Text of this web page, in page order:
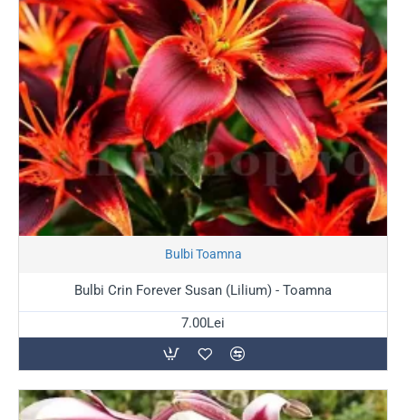
Bulbi Toamna
Bulbi Crin Forever Susan (Lilium) - Toamna
7.00Lei